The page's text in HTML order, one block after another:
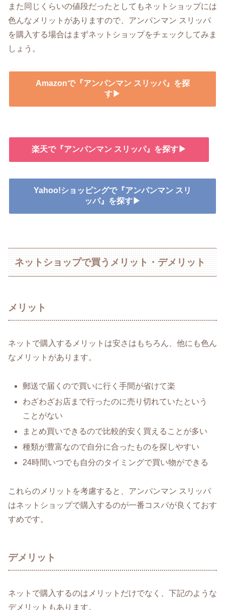
また同じくらいの値段だったとしてもネットショップには
色んなメリットがありますので、アンパンマン スリッパ
を購入する場合はまずネットショップをチェックしてみま
しょう。
Amazonで『アンパンマン スリッパ』を探
す▶
楽天で『アンパンマン スリッパ』を探す▶
Yahoo!ショッピングで『アンパンマン スリ
ッパ』を探す▶
ネットショップで買うメリット・デメリット
メリット
ネットで購入するメリットは安さはもちろん、他にも色ん
なメリットがあります。
郵送で届くので買いに行く手間が省けて楽
わざわざお店まで行ったのに売り切れていたという
ことがない
まとめ買いできるので比較的安く買えることが多い
種類が豊富なので自分に合ったものを探しやすい
24時間いつでも自分のタイミングで買い物ができる
これらのメリットを考慮すると、アンパンマン スリッパ
はネットショップで購入するのが一番コスパが良くておす
すめです。
デメリット
ネットで購入するのはメリットだけでなく、下記のような
デメリットもあります。